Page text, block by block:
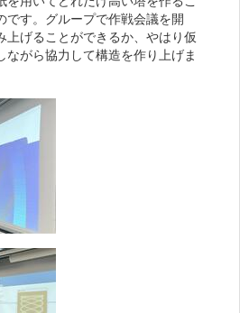
です。グループで作戦会議を開
上げることができるか、やはり仮
ながら協力して構造を作り上げま